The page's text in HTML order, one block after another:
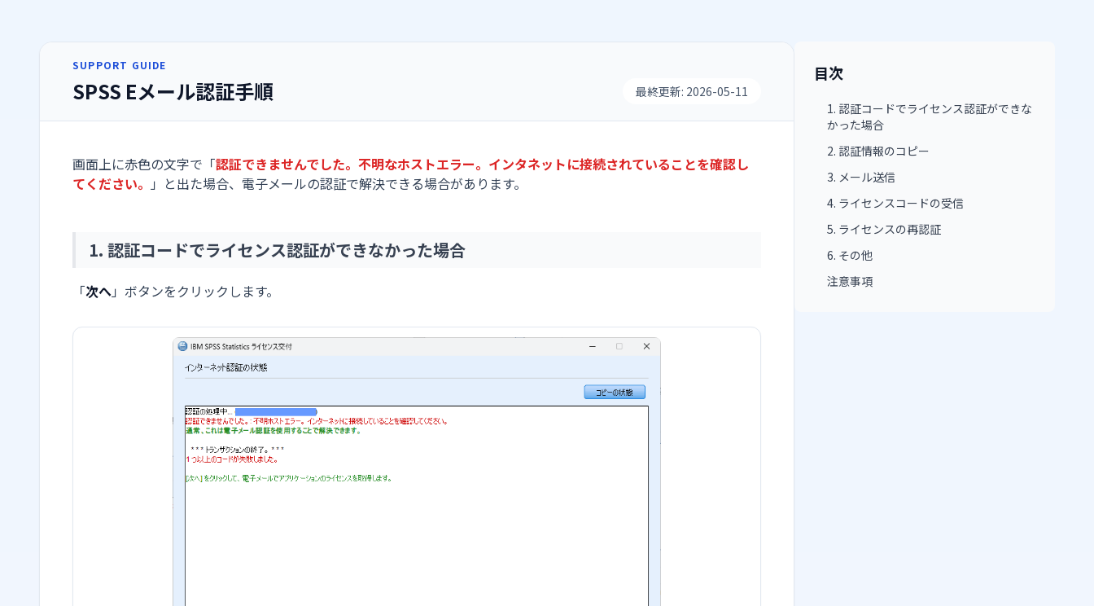
SUPPORT GUIDE
SPSS Eメール認証手順 最終更新: 2026-05-11
画面上に赤色の文字で「認証できませんでした。不明なホストエラー。インタネットに接続されていることを確認し
てください。 」と出た場合、電子メールの認証で解決できる場合があります。
1. 認証コードでライセンス認証ができなかった場合
「次へ」ボタンをクリックします。
目次
1. 認証コードでライセンス認証ができな
かった場合
2. 認証情報のコピー
3. メール送信
4. ライセンスコードの受信
5. ライセンスの再認証
6. その他
注意事項